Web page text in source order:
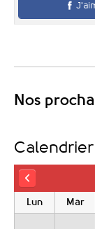
Nos
Calendrier
Lun Mar